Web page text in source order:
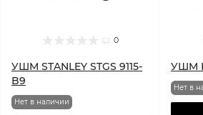
0
УШМ STANLEY STGS 9115-
B9
Нет в наличии
УШМ
Нет в